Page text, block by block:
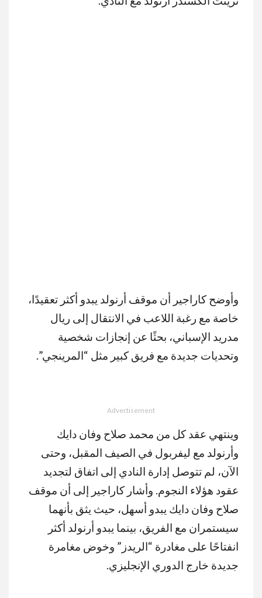
وأوضح كاراجير أن موقف أرنولد يبدو أكثر تعقيدًا،
خاصة مع رغبة اللاعب في الانتقال إلى ريال
مدريد الإسباني، بحثًا عن إنجازات شخصية
وتحديات جديدة مع فريق كبير مثل “المرينجي”.
Advertisement
وينتهي عقد كل من محمد صلاح وفان دايك
وأرنولد مع ليفربول في الصيف المقبل، وحتى
الآن، لم تتوصل إدارة النادي إلى اتفاق لتجديد
عقود هؤلاء النجوم. وأشار كاراجير إلى أن موقف
صلاح وفان دايك يبدو أسهل، حيث يثق بأنهما
سيستمران مع الفريق، بينما يبدو أرنولد أكثر
انفتاحًا على مغادرة “الريدز” وخوض مغامرة
جديدة خارج الدوري الإنجليزي.